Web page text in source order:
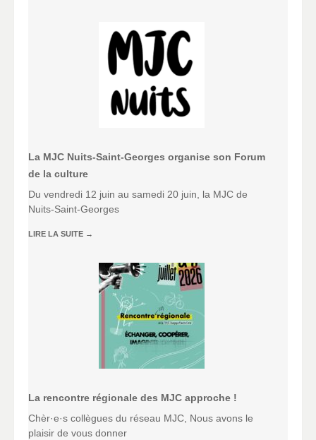
La MJC Nuits-Saint-Georges organise son Forum
de la culture
Du vendredi 12 juin au samedi 20 juin, la MJC de
Nuits-Saint-Georges
LIRE LA SUITE →
La rencontre régionale des MJC approche !
Chèr·e·s collègues du réseau MJC, Nous avons le
plaisir de vous donner